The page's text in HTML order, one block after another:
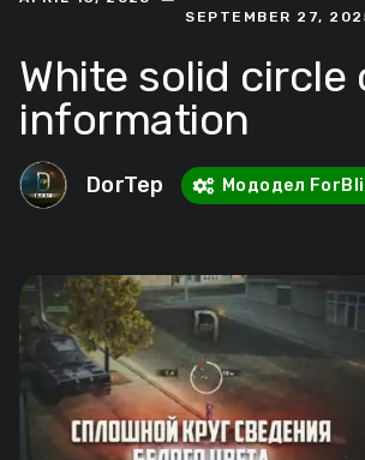
SEPTEMBER 27,
White solid circle
information
DorTep Мододел